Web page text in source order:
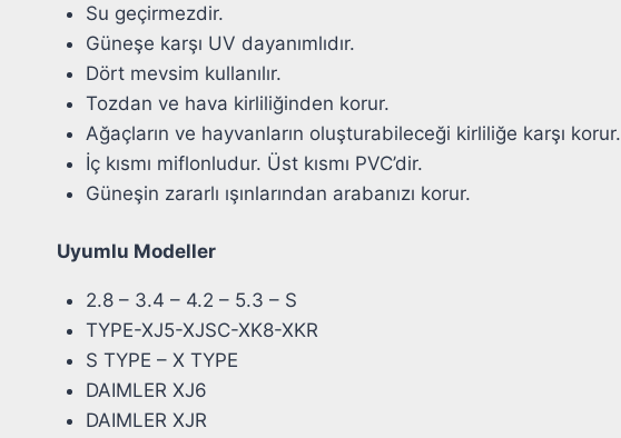
Su geçirmezdir.
Güneşe karşı UV dayanımlıdır.
Dört mevsim kullanılır.
Tozdan ve hava kirliliğinden korur.
Ağaçların ve hayvanların oluşturabileceği kirliliğe karşı korur.
İç kısmı miflonludur. Üst kısmı PVC’dir.
Güneşin zararlı ışınlarından arabanızı korur.
Uyumlu Modeller
2.8 – 3.4 – 4.2 – 5.3 – S
TYPE-XJ5-XJSC-XK8-XKR
S TYPE – X TYPE
DAIMLER XJ6
DAIMLER XJR